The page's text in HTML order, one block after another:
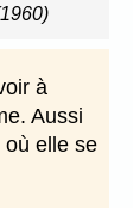
à
Aussi
où elle se